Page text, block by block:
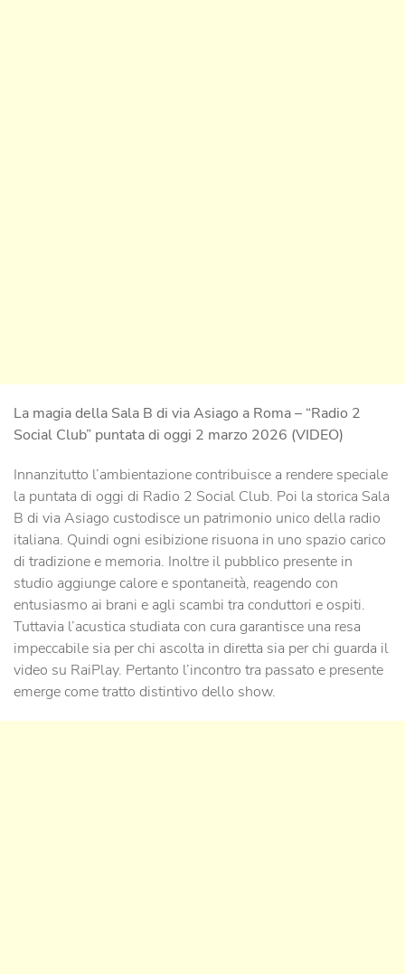
La magia della Sala B di via Asiago a Roma – “Radio 2
Social Club” puntata di oggi 2 marzo 2026 (VIDEO)
Innanzitutto l’ambientazione contribuisce a rendere speciale
la puntata di oggi di Radio 2 Social Club. Poi la storica Sala
B di via Asiago custodisce un patrimonio unico della radio
italiana. Quindi ogni esibizione risuona in uno spazio carico
di tradizione e memoria. Inoltre il pubblico presente in
studio aggiunge calore e spontaneità, reagendo con
entusiasmo ai brani e agli scambi tra conduttori e ospiti.
Tuttavia l’acustica studiata con cura garantisce una resa
impeccabile sia per chi ascolta in diretta sia per chi guarda il
video su RaiPlay. Pertanto l’incontro tra passato e presente
emerge come tratto distintivo dello show.